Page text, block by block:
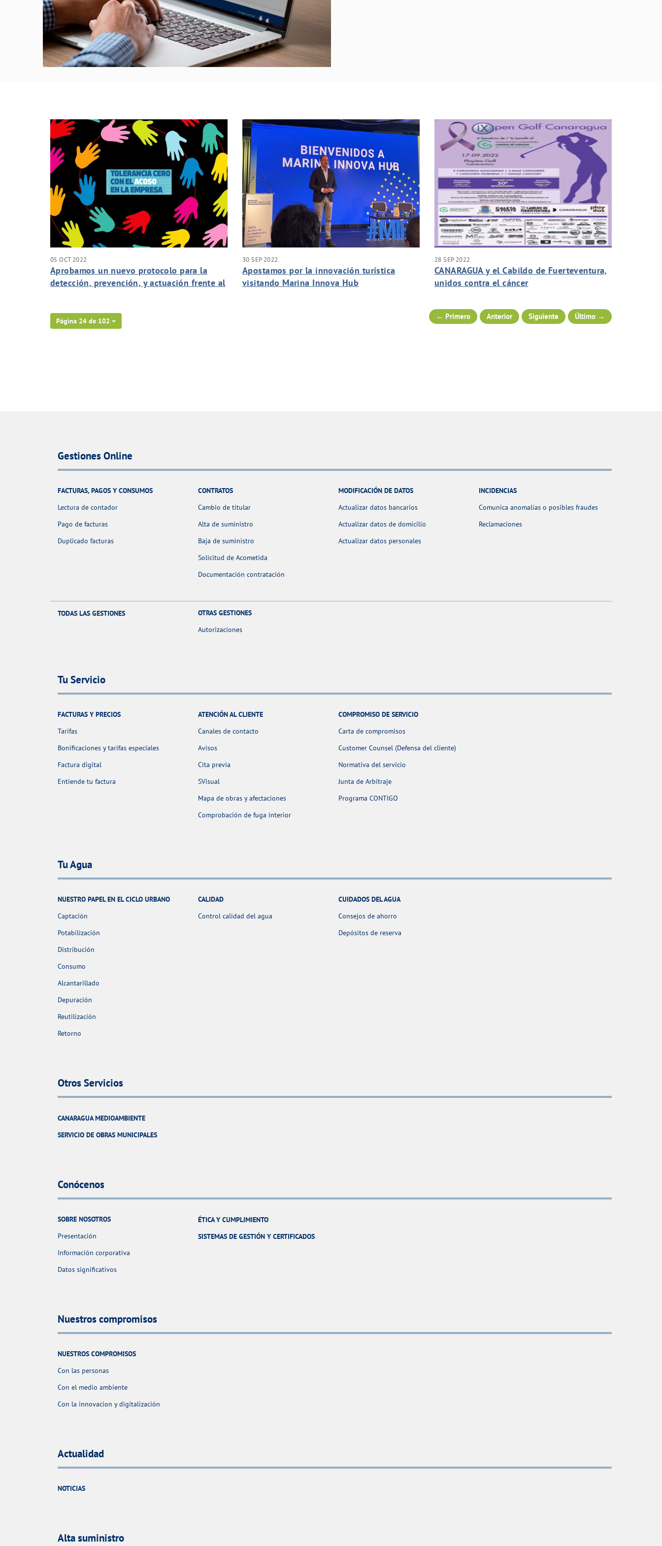
05 OCT 2022
Aprobamos un nuevo protocolo para la
detección, prevención, y actuación frente al
30 SEP 2022
Apostamos por la innovación turística
visitando Marina Innova Hub
28 SEP 2022
CANARAGUA y el Cabildo de Fuerteventura,
unidos contra el cáncer
Página 24 de 102
← Primero Anterior Siguiente Último →
Gestiones Online
FACTURAS, PAGOS Y CONSUMOS
Lectura de contador
Pago de facturas
Duplicado facturas
CONTRATOS
Cambio de titular
Alta de suministro
Baja de suministro
Solicitud de Acometida
Documentación contratación
MODIFICACIÓN DE DATOS
Actualizar datos bancarios
Actualizar datos de domicilio
Actualizar datos personales
INCIDENCIAS
Comunica anomalías o posibles fraudes
Reclamaciones
TODAS LAS GESTIONES
OTRAS GESTIONES
Autorizaciones
Tu Servicio
FACTURAS Y PRECIOS
Tarifas
Bonificaciones y tarifas especiales
Factura digital
Entiende tu factura
ATENCIÓN AL CLIENTE
Canales de contacto
Avisos
Cita previa
SVisual
Mapa de obras y afectaciones
Comprobación de fuga interior
COMPROMISO DE SERVICIO
Carta de compromisos
Customer Counsel (Defensa del cliente)
Normativa del servicio
Junta de Arbitraje
Programa CONTIGO
Tu Agua
NUESTRO PAPEL EN EL CICLO URBANO
Captación
Potabilización
Distribución
Consumo
Alcantarillado
Depuración
Reutilización
Retorno
CALIDAD
Control calidad del agua
CUIDADOS DEL AGUA
Consejos de ahorro
Depósitos de reserva
Otros Servicios
CANARAGUA MEDIOAMBIENTE
SERVICIO DE OBRAS MUNICIPALES
Conócenos
SOBRE NOSOTROS
Presentación
Información corporativa
Datos significativos
ÉTICA Y CUMPLIMIENTO
SISTEMAS DE GESTIÓN Y CERTIFICADOS
Nuestros compromisos
NUESTROS COMPROMISOS
Con las personas
Con el medio ambiente
Con la innovacion y digitalización
Actualidad
NOTICIAS
Alta suministro